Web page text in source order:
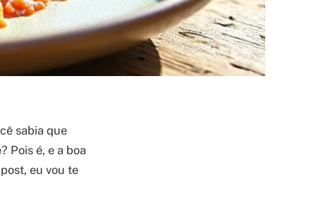
sabia que
Pois é, e a boa
eu vou te